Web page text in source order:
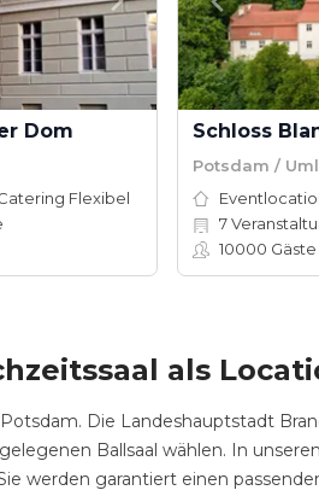
Dom
Flexibel
Schloss
Potsdam /
7
10000 Gäste
als
Die Landeshauptstadt
Ballsaal wählen. In
werden garantiert einen